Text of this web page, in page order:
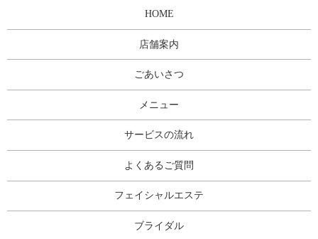
HOME
店舗案内
ごあいさつ
メニュー
サービスの流れ
よくあるご質問
フェイシャルエステ
ブライダル